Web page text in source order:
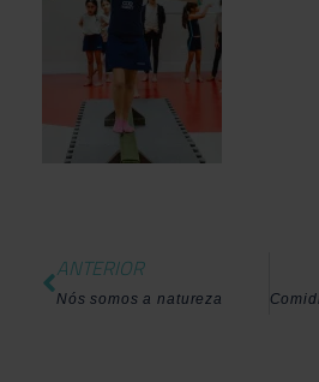
ANTERIOR
Nós somos a natureza